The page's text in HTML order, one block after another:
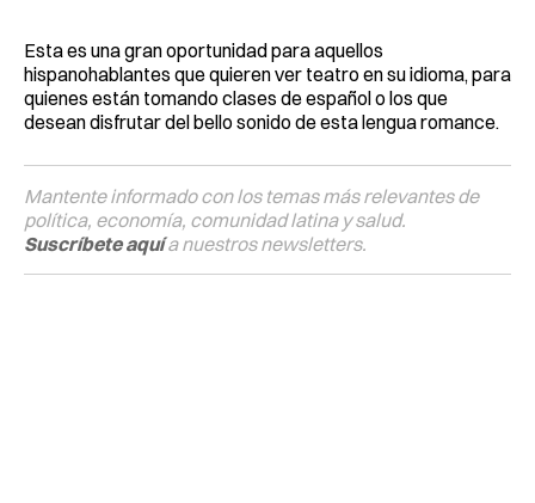
Esta es una gran oportunidad para aquellos
hispanohablantes que quieren ver teatro en su idioma, para
quienes están tomando clases de español o los que
desean disfrutar del bello sonido de esta lengua romance.
Mantente informado con los temas más relevantes de
política, economía, comunidad latina y salud.
Suscríbete aquía nuestros newsletters.